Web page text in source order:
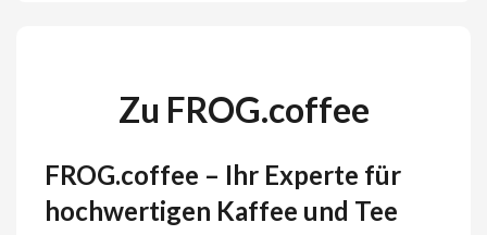
Zu FROG.coffee
FROG.coffee – Ihr Experte für
hochwertigen Kaffee und Tee